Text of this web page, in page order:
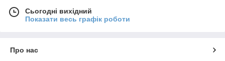
Сьогодні вихідний
Показати весь графік роботи
Про нас